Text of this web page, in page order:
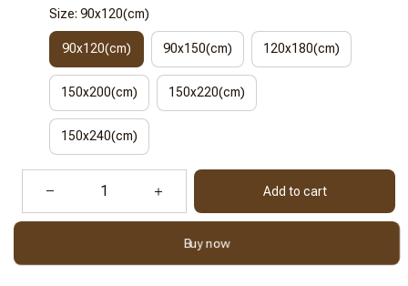
Size: 90x120(cm)
90x120(cm) 90x150(cm) 120x180(cm)
150x200(cm) 150x220(cm)
150x240(cm)
Add to cart
Buy now